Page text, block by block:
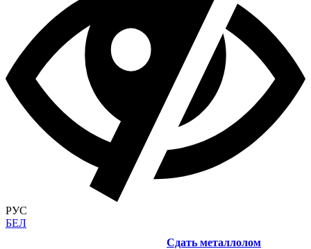
РУС
БЕЛ
Сдать металлолом